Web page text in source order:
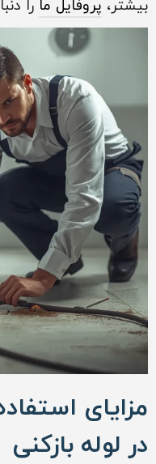
بیشتر، پروفایل ما را
مزایای
در لوله بازکنی